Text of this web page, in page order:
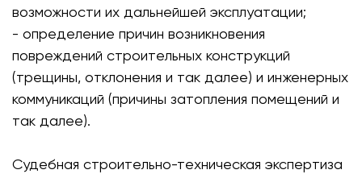
возможности их дальнейшей эксплуатации;
- определение причин возникновения
повреждений строительных конструкций
(трещины, отклонения и так далее) и инженерных
коммуникаций (причины затопления помещений и
так далее).
Судебная строительно-техническая экспертиза